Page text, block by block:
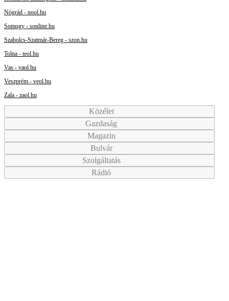
Nógrád - nool.hu
Somogy - sonline.hu
Szabolcs-Szatmár-Bereg - szon.hu
Tolna - teol.hu
Vas - vaol.hu
Veszprém - veol.hu
Zala - zaol.hu
Közélet
Gazdaság
Magazin
Bulvár
Szolgáltatás
Rádió